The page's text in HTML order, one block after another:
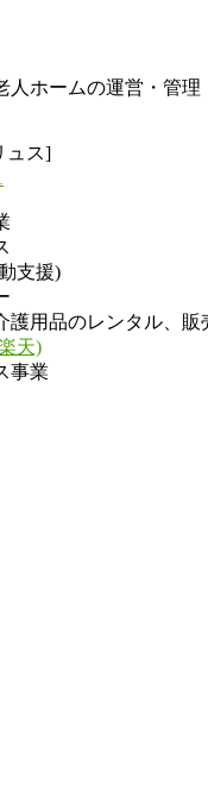
人ホームの運営・管理
ュス]
支援)
護用品のレンタル、販
天)
事業